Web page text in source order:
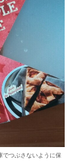
でつぶさないように保